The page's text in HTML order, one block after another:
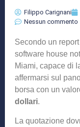
Filippo Carignani
Nessun commento
Secondo un
software house
Miami, capace di
affermarsi sul
borsa con un
dollari.
La quotazione